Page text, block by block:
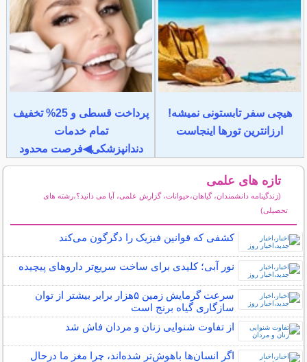
هیچی سفر تابستونی نمیشه!
ارزانترین تورها اینجاست
پرداخت قسطی و 25% تخفیف
تمام خدمات
دندانپزشکی◀فرصت محدود
تازه های علمی
(زندگینامه دانشمندان، گیاهان،حیوانات، گزارش علمی، آیا می دانید؟،رشته های
تحصیلی)
کشفی که قوانین فیزیک را دگرگون می‌کند
نور آبی؛ کلیدی برای ساخت سریع‌تر داروهای پیچیده
سرعت گرمایش زمین ۵هزار برابر بیشتر از توان
سازگاری گیاه برنج است
از تفاوت شنوایی زنان و مردان فاش شد
اگر انسان‌ها باهوش‌تر شده‌اند، چرا مغز ما درحال